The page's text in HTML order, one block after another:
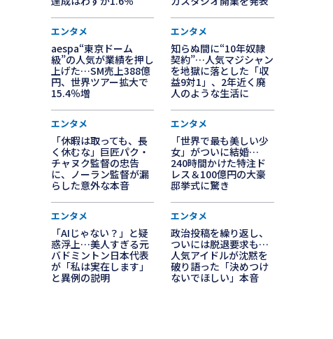
エンタメ
aespa“東京ドーム
級”の人気が業績を押し
上げた…SM売上388億
円、世界ツアー拡大で
15.4％増
エンタメ
知らぬ間に“10年奴隷
契約”…人気マジシャン
を地獄に落とした「収
益9対1」、2年近く廃
人のような生活に
エンタメ
「休暇は取っても、長
く休むな」巨匠パク・
チャヌク監督の忠告
に、ノーラン監督が漏
らした意外な本音
エンタメ
「世界で最も美しい少
女」がついに結婚…
240時間かけた特注ド
レス＆100億円の大豪
邸挙式に驚き
エンタメ
「AIじゃない？」と疑
惑浮上…美人すぎる元
バドミントン日本代表
が「私は実在します」
と異例の説明
エンタメ
政治投稿を繰り返し、
ついには脱退要求も…
人気アイドルが沈黙を
破り語った「決めつけ
ないでほしい」本音